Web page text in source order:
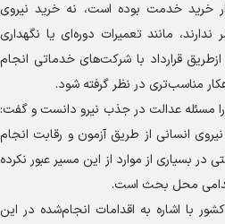
خرید خدمت بوده است، نه خرید نیروی
مانند تعمیرات دوره‌ای یا نگهداری
قرارداد با شرکت‌های خدماتی انجام
مناسب‌تری در نظر گرفته شود.
مسئله عدالت در جذب نیرو دانست و گفت:
انسانی از طریق آزمون و رقابت انجام
بسیاری از موارد از این مسیر عبور نکرده
محل بحث است.
با اشاره به اقدامات انجام‌شده در این